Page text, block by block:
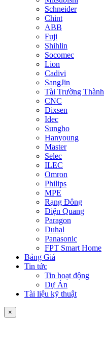
Schneider
Chint
ABB
Fuji
Shihlin
Socomec
Lion
Cadivi
SangJin
Tài Trường Thành
CNC
Dixsen
Idec
Sungho
Hanyoung
Master
Selec
ILEC
Omron
Philips
MPE
Rạng Đông
Điện Quang
Paragon
Duhal
Panasonic
FPT Smart Home
Bảng Giá
Tin tức
Tin hoạt động
Dự Án
Tài liệu kỹ thuật
×